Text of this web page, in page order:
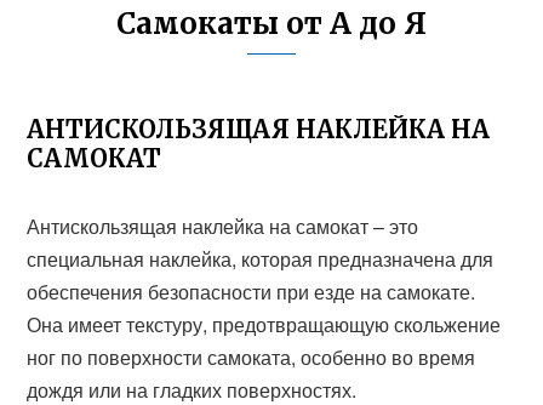
Самокаты от А до Я
АНТИСКОЛЬЗЯЩАЯ НАКЛЕЙКА НА
САМОКАТ
Антискользящая наклейка на самокат – это
специальная наклейка, которая предназначена для
обеспечения безопасности при езде на самокате.
Она имеет текстуру, предотвращающую скольжение
ног по поверхности самоката, особенно во время
дождя или на гладких поверхностях.